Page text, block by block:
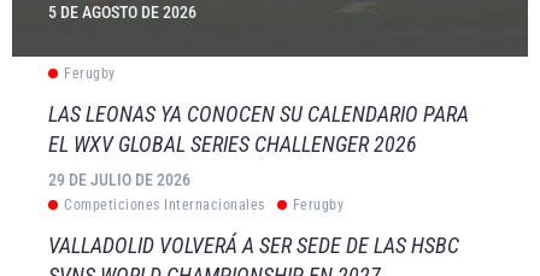
5 DE AGOSTO DE 2026
Ferugby
LAS LEONAS YA CONOCEN SU CALENDARIO PARA
EL WXV GLOBAL SERIES CHALLENGER 2026
29 DE JULIO DE 2026
Competiciones Internacionales Ferugby
VALLADOLID VOLVERÁ A SER SEDE DE LAS HSBC